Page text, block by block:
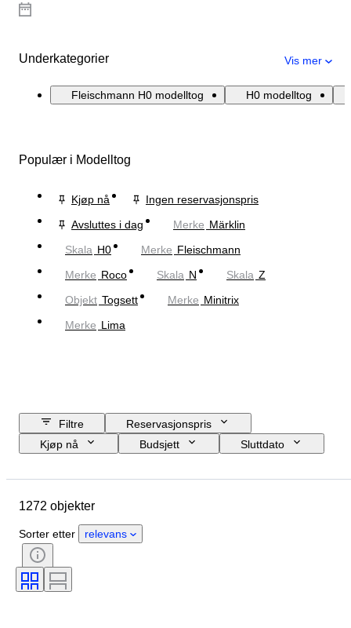
Underkategorier Vis mer
Fleischmann H0 modelltog H0 modelltog
Populær i Modelltog
Kjøp nå
Ingen reservasjonspris
Avsluttes i dag
Merke Märklin
Skala H0 Merke Fleischmann
Merke Roco Skala N Skala Z
Objekt Togsett Merke Minitrix
Merke Lima
Filtre
Reservasjonspris
Kjøp nå
Budsjett
Sluttdato
Tilstand
Farge
Kontroll
Strømforsyning
Jernbaneselskap
1272 objekter
Sorter etter relevans